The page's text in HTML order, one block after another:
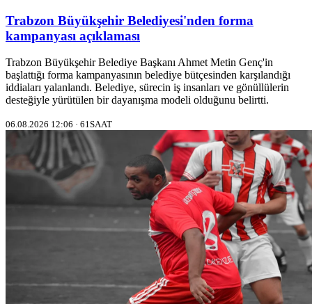
Trabzon Büyükşehir Belediyesi'nden forma
kampanyası açıklaması
Trabzon Büyükşehir Belediye Başkanı Ahmet Metin Genç'in
başlattığı forma kampanyasının belediye bütçesinden karşılandığı
iddiaları yalanlandı. Belediye, sürecin iş insanları ve gönüllülerin
desteğiyle yürütülen bir dayanışma modeli olduğunu belirtti.
06.08.2026 12:06 · 61SAAT